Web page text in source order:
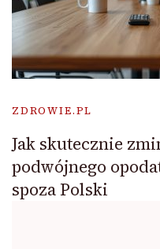
ZDROWIE.PL
Jak skutecznie
podwójnego
spoza Polski